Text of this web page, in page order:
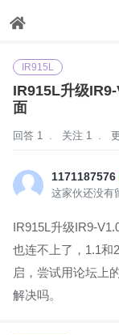
IR915L
IR915L升级
面
回答 1 . 关注 1 .
1171187576
这家伙还没有
IR915L升级IR9-
也连不上了，1.1和
启，尝试用论坛上
解决吗。